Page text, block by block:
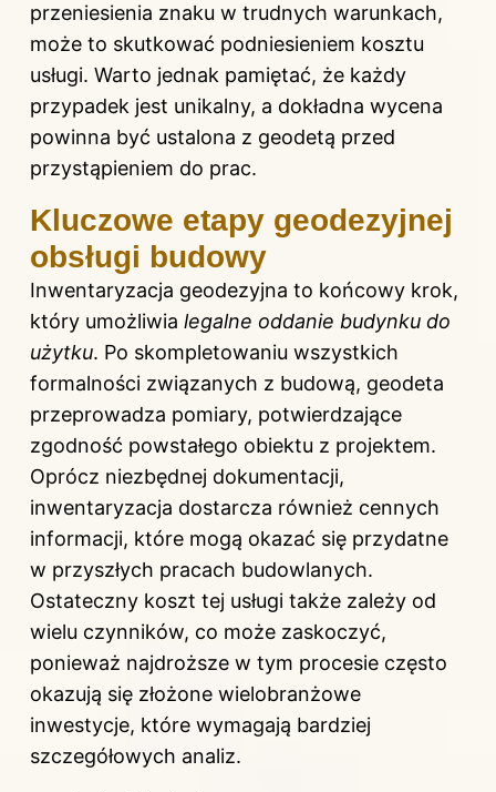
przeniesienia znaku w trudnych warunkach,
może to skutkować podniesieniem kosztu
usługi. Warto jednak pamiętać, że każdy
przypadek jest unikalny, a dokładna wycena
powinna być ustalona z geodetą przed
przystąpieniem do prac.
Kluczowe etapy geodezyjnej
obsługi budowy
Inwentaryzacja geodezyjna to końcowy krok,
który umożliwia legalne oddanie budynku do
użytku. Po skompletowaniu wszystkich
formalności związanych z budową, geodeta
przeprowadza pomiary, potwierdzające
zgodność powstałego obiektu z projektem.
Oprócz niezbędnej dokumentacji,
inwentaryzacja dostarcza również cennych
informacji, które mogą okazać się przydatne
w przyszłych pracach budowlanych.
Ostateczny koszt tej usługi także zależy od
wielu czynników, co może zaskoczyć,
ponieważ najdroższe w tym procesie często
okazują się złożone wielobranżowe
inwestycje, które wymagają bardziej
szczegółowych analiz.